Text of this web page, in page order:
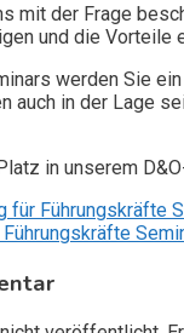
mit der Frage
und die Vorteile
werden Sie
auch in der Lage
in unserem
für Führungskräfte